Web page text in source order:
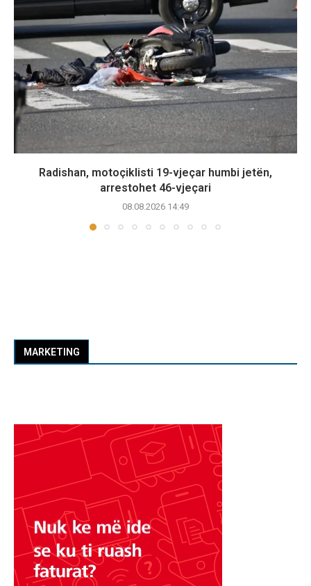
Radishan, motoçiklisti 19-vjeçar humbi jetën,
arrestohet 46-vjeçari
08.08.2026 14:49
MARKETING